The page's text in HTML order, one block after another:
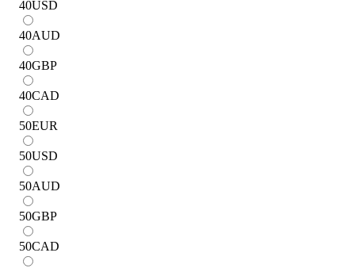
40USD
40AUD
40GBP
40CAD
50EUR
50USD
50AUD
50GBP
50CAD